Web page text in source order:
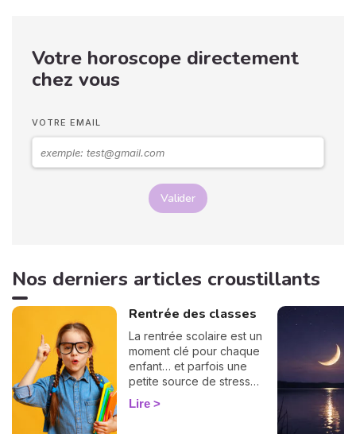
naissance, elles jouent un
rôle très important pour
Votre horoscope directement
chez vous
VOTRE EMAIL
Valider
Nos derniers articles croustillants
Rentrée des classes
La rentrée scolaire est un
moment clé pour chaque
enfant… et parfois une
petite source de stress
pour les parents ! Bonne
nouvelle : l'astrologie peut
Lire